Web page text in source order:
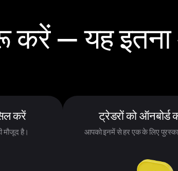
— यह
करें
मौजूद है।
ट्रेडरों को ऑनबोर्ड
आपको इनमें से हर एक के लिए